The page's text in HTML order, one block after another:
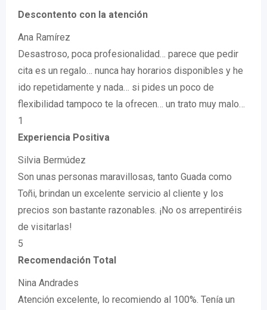
Descontento con la atención
Ana Ramírez
Desastroso, poca profesionalidad… parece que pedir
cita es un regalo… nunca hay horarios disponibles y he
ido repetidamente y nada… si pides un poco de
flexibilidad tampoco te la ofrecen… un trato muy malo…
1
Experiencia Positiva
Silvia Bermúdez
Son unas personas maravillosas, tanto Guada como
Toñi, brindan un excelente servicio al cliente y los
precios son bastante razonables. ¡No os arrepentiréis
de visitarlas!
5
Recomendación Total
Nina Andrades
Atención excelente, lo recomiendo al 100%. Tenía un